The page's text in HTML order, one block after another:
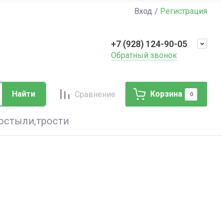
Вход Регистрация
+7 (928) 124-90-05
Обратный звонок
Найти Сравнение Корзина 0